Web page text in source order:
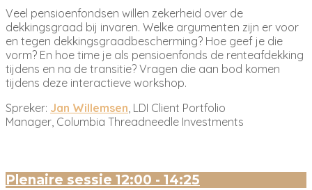
Veel pensioenfondsen willen zekerheid over de
dekkingsgraad bij invaren. Welke argumenten zijn er voor
en tegen dekkingsgraadbescherming? Hoe geef je die
vorm? En hoe time je als pensioenfonds de renteafdekking
tijdens en na de transitie? Vragen die aan bod komen
tijdens deze interactieve workshop.
Spreker: Jan Willemsen, LDI Client Portfolio
Manager, Columbia Threadneedle Investments
Plenaire sessie 12:00 - 14:25